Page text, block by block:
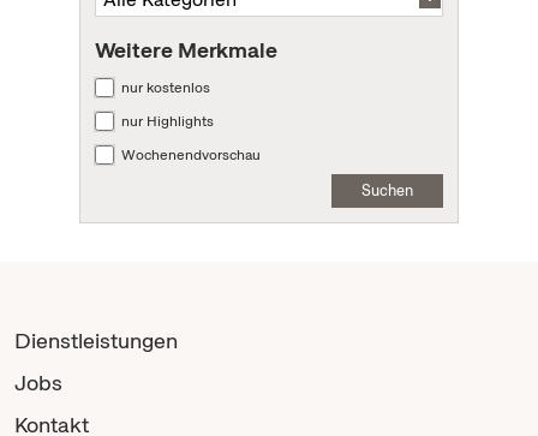
Weitere Merkmale
nur kostenlos
nur Highlights
Wochenendvorschau
Suchen
Dienstleistungen
Jobs
Kontakt